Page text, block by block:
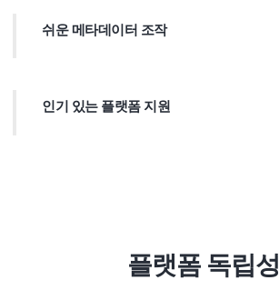
쉬운 메타데이터 조작
은 메타데이터 표준을 지원합니다.
인기 있는 플랫폼 지원
플랫폼 독립성